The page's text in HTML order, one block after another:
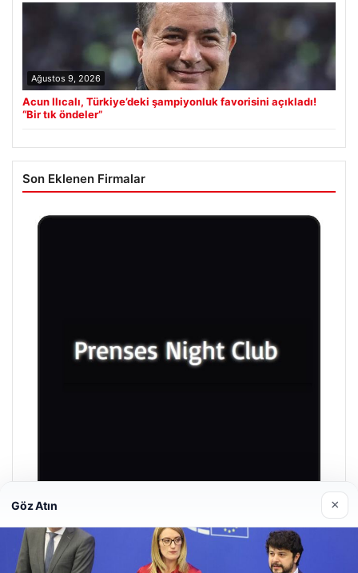
Ağustos 9, 2026
Acun Ilıcalı, Türkiye’deki şampiyonluk favorisini açıkladı!
“Bir tık öndeler”
Son Eklenen Firmalar
Prenses Night Club
Nisan 29, 2026
Göz Atın ×